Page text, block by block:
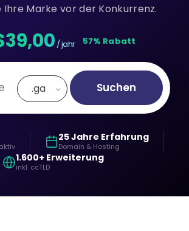
Ihre Marke vor der Konkurrenz.
/ jahr 57% Rabatt
.ga Suchen
25 Jahre Erfahrung
Domain & Hosting
1.600+ Erweiterung
inkl. ccTLD